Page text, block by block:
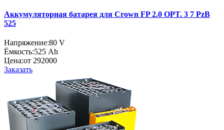
Аккумуляторная батарея для Crown FP 2.0 OPT. 3 7 PzB
525
Напряжение:80 V
Ёмкость:525 Ah
Цена:от 292000
Заказать